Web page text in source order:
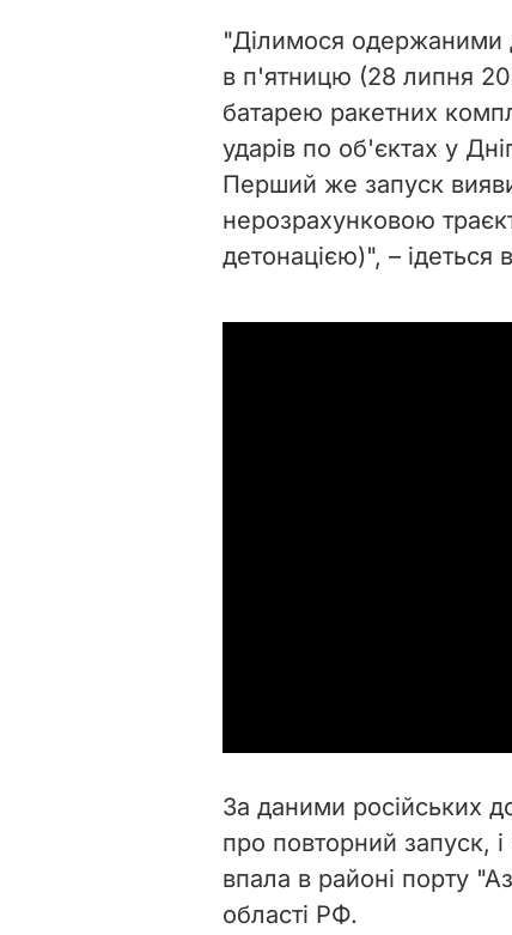
"Ділимося одержаними
в п'ятницю (28 липня
батарею ракетних
ударів по об'єктах у
Перший же запуск
нерозрахунковою
детонацією)", – ідеться
За даними російських
про повторний запуск,
впала в районі порту
області РФ.